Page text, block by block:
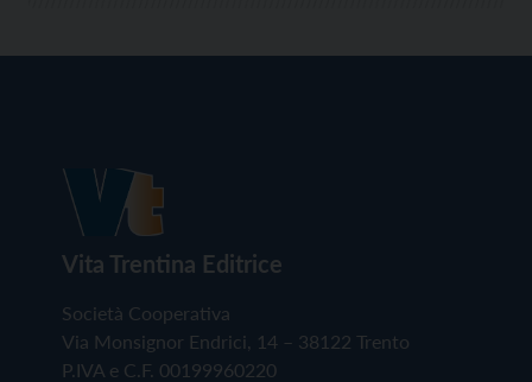
Vita Trentina Editrice
Società Cooperativa
Via Monsignor Endrici, 14 – 38122 Trento
P.IVA e C.F. 00199960220